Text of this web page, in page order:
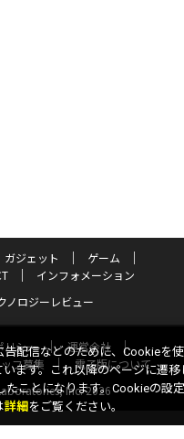
ガジェット
ゲーム
インフォメーション
ノロジーレビュー
リシー
運営会社
フ募集
電子版について
Inc. 2026
配信などのために、Cookieを
ます。これ以降のページに遷移
ことになります。Cookieの設
詳細 をご覧ください。